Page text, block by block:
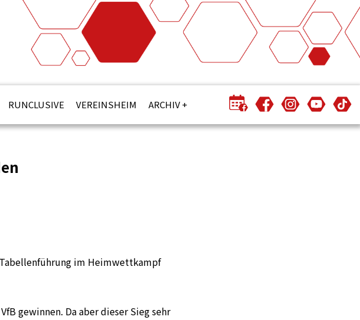
RUNCLUSIVE VEREINSHEIM ARCHIV
im Heimwettkampf
gewinnen. Da aber dieser Sieg sehr